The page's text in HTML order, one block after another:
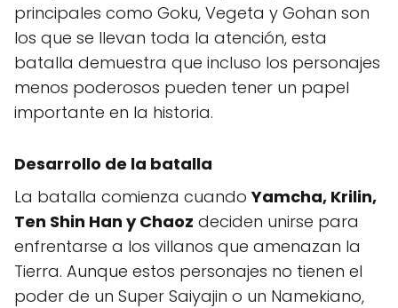
principales como Goku, Vegeta y Gohan son
los que se llevan toda la atención, esta
batalla demuestra que incluso los personajes
menos poderosos pueden tener un papel
importante en la historia.
Desarrollo de la batalla
La batalla comienza cuandoYamcha, Krilin,
Ten Shin Han y Chaoz deciden unirse para
enfrentarse a los villanos que amenazan la
Tierra. Aunque estos personajes no tienen el
poder de un Super Saiyajin o un Namekiano,